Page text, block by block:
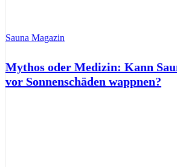
Sauna Magazin
Mythos oder Medizin: Kann
vor Sonnenschäden wappnen?